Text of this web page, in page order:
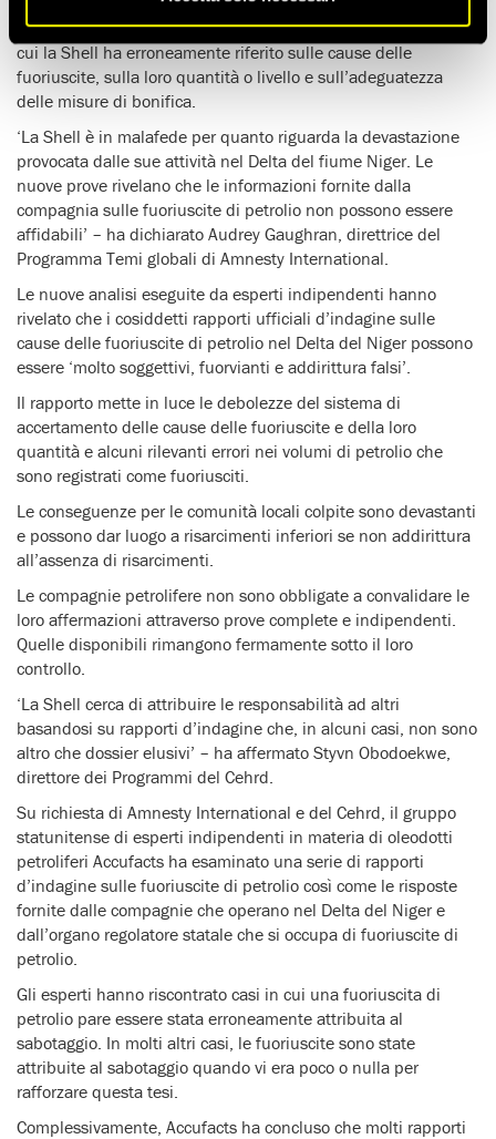
Unnuovo rapportoreso pubblico oggi rivela casi concreti in
cui la Shell ha erroneamente riferito sulle cause delle
fuoriuscite, sulla loro quantità o livello e sull’adeguatezza
delle misure di bonifica.
‘La Shell è in malafede per quanto riguarda la devastazione
provocata dalle sue attività nel Delta del fiume Niger. Le
nuove prove rivelano che le informazioni fornite dalla
compagnia sulle fuoriuscite di petrolio non possono essere
affidabili’ – ha dichiarato Audrey Gaughran, direttrice del
Programma Temi globali di Amnesty International.
Le nuove analisi eseguite da esperti indipendenti hanno
rivelato che i cosiddetti rapporti ufficiali d’indagine sulle
cause delle fuoriuscite di petrolio nel Delta del Niger possono
essere ‘molto soggettivi, fuorvianti e addirittura falsi’.
Il rapporto mette in luce le debolezze del sistema di
accertamento delle cause delle fuoriuscite e della loro
quantità e alcuni rilevanti errori nei volumi di petrolio che
sono registrati come fuoriusciti.
Le conseguenze per le comunità locali colpite sono devastanti
e possono dar luogo a risarcimenti inferiori se non addirittura
all’assenza di risarcimenti.
Le compagnie petrolifere non sono obbligate a convalidare le
loro affermazioni attraverso prove complete e indipendenti.
Quelle disponibili rimangono fermamente sotto il loro
controllo.
‘La Shell cerca di attribuire le responsabilità ad altri
basandosi su rapporti d’indagine che, in alcuni casi, non sono
altro che dossier elusivi’ – ha affermato Styvn Obodoekwe,
direttore dei Programmi del Cehrd.
Su richiesta di Amnesty International e del Cehrd, il gruppo
statunitense di esperti indipendenti in materia di oleodotti
petroliferi Accufacts ha esaminato una serie di rapporti
d’indagine sulle fuoriuscite di petrolio così come le risposte
fornite dalle compagnie che operano nel Delta del Niger e
dall’organo regolatore statale che si occupa di fuoriuscite di
petrolio.
Gli esperti hanno riscontrato casi in cui una fuoriuscita di
petrolio pare essere stata erroneamente attribuita al
sabotaggio. In molti altri casi, le fuoriuscite sono state
attribuite al sabotaggio quando vi era poco o nulla per
rafforzare questa tesi.
Complessivamente, Accufacts ha concluso che molti rapporti